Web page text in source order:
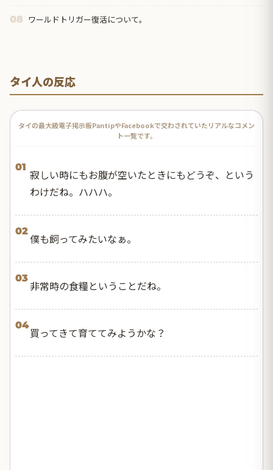
08 ワールドトリガー復活について。
タイ人の反応
タイの最大級電子掲示板PantipやFacebookで交わされていたリアルなコメン
ト一覧です。
01
寂しい時にもお腹が空いたときにもどうぞ、という
わけだね。ハハハ。
02
僕も飼ってみたいなぁ。
03
非常時の食糧ということだね。
04
買ってきて育ててみようかな？